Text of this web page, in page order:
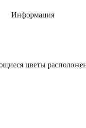
Информация
цветы